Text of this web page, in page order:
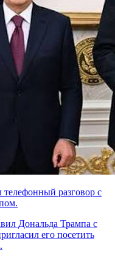
разговор с
Дональда Трампа с
его посетить